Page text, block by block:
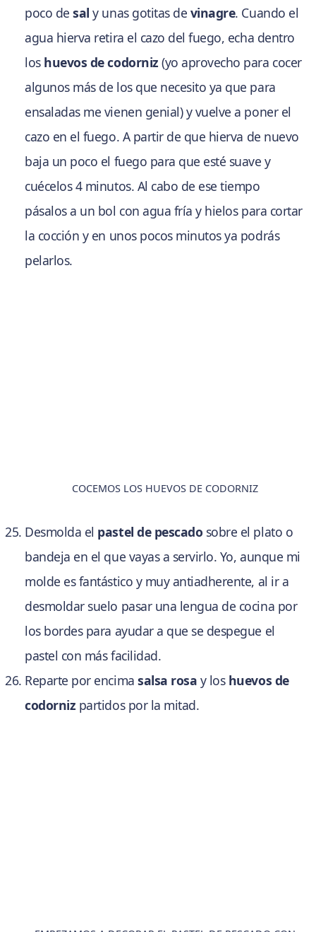
poco desal y unas gotitas de vinagre. Cuando el
agua hierva retira el cazo del fuego, echa dentro
los huevos de codorniz (yo aprovecho para cocer
algunos más de los que necesito ya que para
ensaladas me vienen genial) y vuelve a poner el
cazo en el fuego. A partir de que hierva de nuevo
baja un poco el fuego para que esté suave y
cuécelos 4 minutos. Al cabo de ese tiempo
pásalos a un bol con agua fría y hielos para cortar
la cocción y en unos pocos minutos ya podrás
pelarlos.
COCEMOS LOS HUEVOS DE CODORNIZ
Desmolda el pastel de pescado sobre el plato o
bandeja en el que vayas a servirlo. Yo, aunque mi
molde es fantástico y muy antiadherente, al ir a
desmoldar suelo pasar una lengua de cocina por
los bordes para ayudar a que se despegue el
pastel con más facilidad.
Reparte por encimasalsa rosa y los huevos de
codorniz partidos por la mitad.